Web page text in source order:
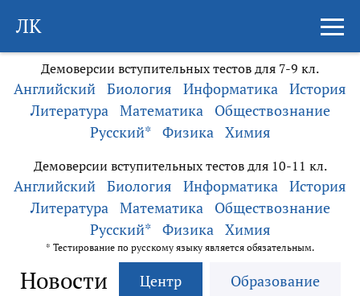
ЛК
Демоверсии вступительных тестов для 7-9 кл.
Английский Биология Информатика История
Литература
Математика
Обществознание
Русский*
Физика Химия
Демоверсии вступительных тестов для 10-11 кл.
Английский Биология Информатика История
Литература
Математика
Обществознание
Русский*
Физика Химия
* Тестирование по русскому языку является обязательным.
Новости Центр Образование